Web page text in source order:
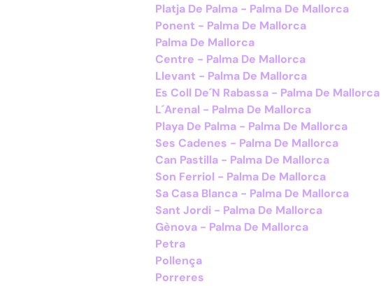
Platja De Palma - Palma De Mallorca
Ponent - Palma De Mallorca
Palma De Mallorca
Centre - Palma De Mallorca
Llevant - Palma De Mallorca
Es Coll De´N Rabassa - Palma De Mallorca
L´Arenal - Palma De Mallorca
Playa De Palma - Palma De Mallorca
Ses Cadenes - Palma De Mallorca
Can Pastilla - Palma De Mallorca
Son Ferriol - Palma De Mallorca
Sa Casa Blanca - Palma De Mallorca
Sant Jordi - Palma De Mallorca
Gènova - Palma De Mallorca
Petra
Pollença
Porreres